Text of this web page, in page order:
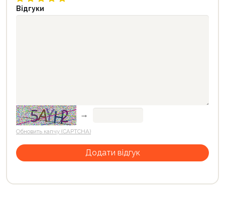
Відгуки
→
Обновить капчу (CAPTCHA)